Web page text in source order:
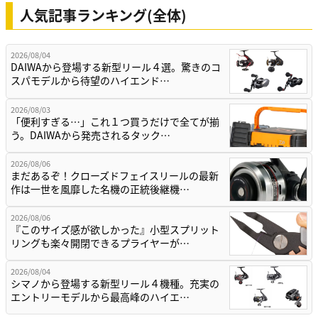
人気記事ランキング(全体)
2026/08/04
DAIWAから登場する新型リール４選。驚きのコ
スパモデルから待望のハイエンド…
2026/08/03
「便利すぎる…」これ１つ買うだけで全てが揃
う。DAIWAから発売されるタック…
2026/08/06
まだあるぞ！クローズドフェイスリールの最新
作は一世を風靡した名機の正統後継機…
2026/08/06
『このサイズ感が欲しかった』小型スプリット
リングも楽々開閉できるプライヤーが…
2026/08/04
シマノから登場する新型リール４機種。充実の
エントリーモデルから最高峰のハイエ…